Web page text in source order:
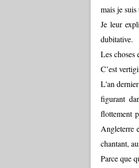
mais je
Je leur
dubitative.
Les choses
C’est
L'an
figurant
flottement
Angleterre
chantant,
Parce que